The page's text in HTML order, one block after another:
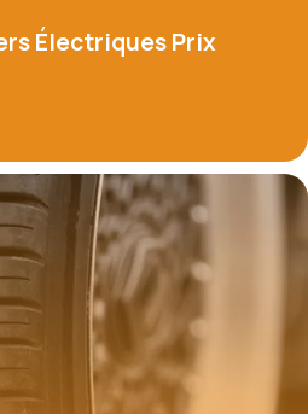
Électriques Prix